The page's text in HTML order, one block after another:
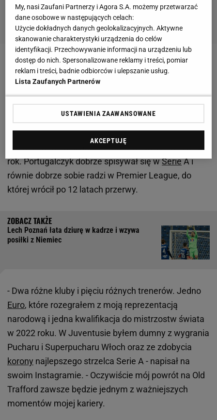
Zobacz wideoPrzerażające sceny. Lekarze pokazują
zmiany w czaszce Mameda Chalidowa. "Cała
szczęka jest odłamana"
"Nikt z nas nie jest zadowolony"
mimo wszystko był to udany
rok. Portugalczyk dobrze spisywał się wSerieA i
równie dobrze sobie radzi w Premier League, do
której wrócił po 12 latach przerwy.
Lech Poznań łata dziurę w kadrze i wzywa
posiłki z Niemiec
- Dwa różne kluby i pięciu różnych trenerów. Jedno
Euro, które rozegrałem z moją reprezentacją
narodową i jedna kwalifikacja do mistrzostw świata
w 2022 roku. W Juventusie byłem dumny z wygrania
Pucharu i Superpucharu Włoch oraz ze zdobycia
korony najlepszego strzelca Serie A - napisał na
swoim Instagramie. - Oczywiście mój powrót na Old
Trafford zawsze będzie jednym z ważniejszych
momentów mojej kariery.
My, nasi Zaufani Partnerzy i Agora S.A. możemy przetwarzać
dane osobowe w następujących celach:
Użycie dokładnych danych geolokalizacyjnych. Aktywne
skanowanie charakterystyki urządzenia do celów
identyfikacji. Przechowywanie informacji na urządzeniu lub
dostęp do nich. Spersonalizowane reklamy i treści, pomiar
reklam i treści, badnie odbiorców i ulepszanie usług.
Lista Zaufanych Partnerów
USTAWIENIA ZAAWANSOWANE
AKCEPTUJĘ